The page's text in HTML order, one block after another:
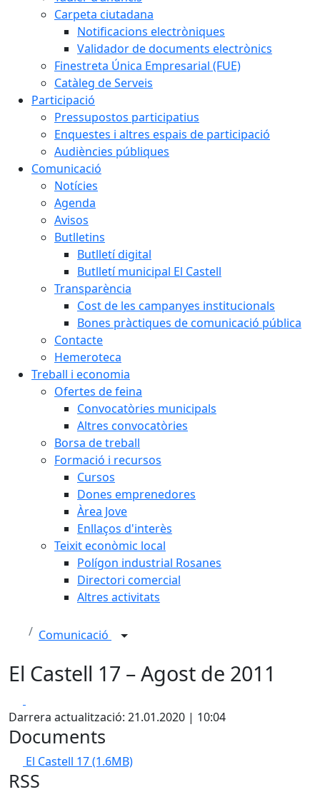
Carpeta ciutadana
Notificacions electròniques
Validador de documents electrònics
Finestreta Única Empresarial (FUE)
Catàleg de Serveis
Participació
Pressupostos participatius
Enquestes i altres espais de participació
Audiències públiques
Comunicació
Notícies
Agenda
Avisos
Butlletins
Butlletí digital
Butlletí municipal El Castell
Transparència
Cost de les campanyes institucionals
Bones pràctiques de comunicació pública
Contacte
Hemeroteca
Treball i economia
Ofertes de feina
Convocatòries municipals
Altres convocatòries
Borsa de treball
Formació i recursos
Cursos
Dones emprenedores
Àrea Jove
Enllaços d'interès
Teixit econòmic local
Polígon industrial Rosanes
Directori comercial
Altres activitats
Comunicació
El Castell 17 – Agost de 2011
Darrera actualització: 21.01.2020 | 10:04
Documents
El Castell 17(1.6MB)
RSS